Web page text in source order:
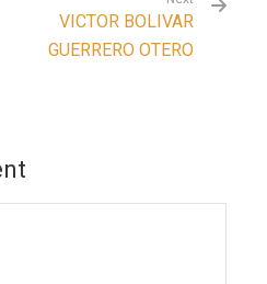
VICTOR BOLIVAR
GUERRERO OTERO